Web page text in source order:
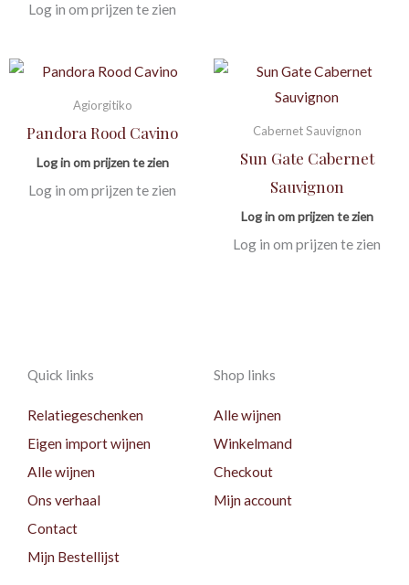
Log in om prijzen te zien
Agiorgitiko
Pandora Rood Cavino
Log in om prijzen te zien
Log in om prijzen te zien
Cabernet Sauvignon
Sun Gate Cabernet
Sauvignon
Log in om prijzen te zien
Log in om prijzen te zien
Quick links
Relatiegeschenken
Eigen import wijnen
Alle wijnen
Ons verhaal
Contact
Mijn Bestellijst
Shop links
Alle wijnen
Winkelmand
Checkout
Mijn account